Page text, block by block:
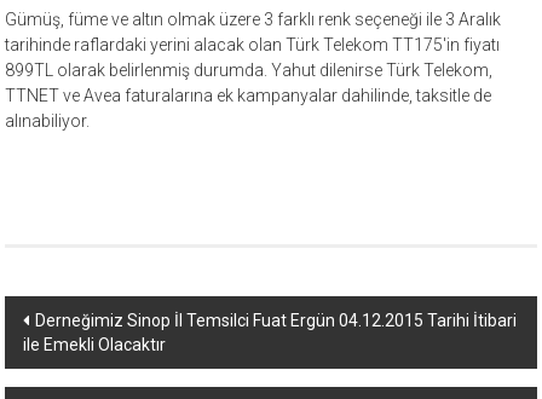
Gümüş, füme ve altın olmak üzere 3 farklı renk seçeneği ile 3 Aralık
tarihinde raflardaki yerini alacak olan Türk Telekom TT175'in fiyatı
899TL olarak belirlenmiş durumda. Yahut dilenirse Türk Telekom,
TTNET ve Avea faturalarına ek kampanyalar dahilinde, taksitle de
alınabiliyor.
Yazı
dolaşımı
Derneğimiz Sinop İl Temsilci Fuat Ergün 04.12.2015 Tarihi İtibari
ile Emekli Olacaktır